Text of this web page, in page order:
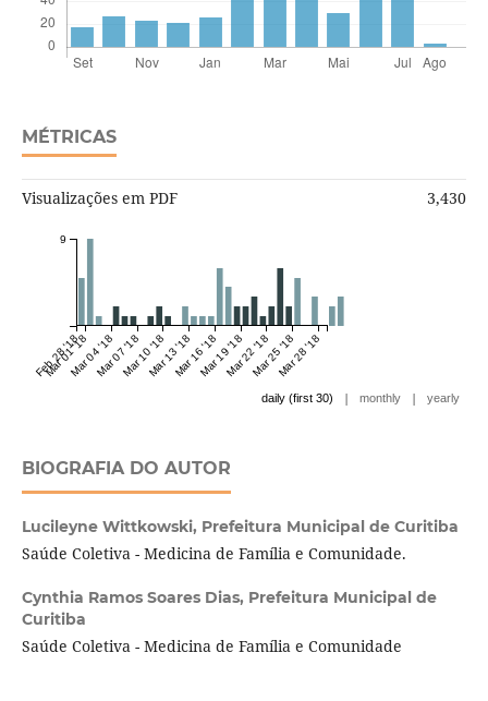
MÉTRICAS
Visualizações em PDF 3,430
Feb 28 '18
Mar 01 '18Mar 04 '18Mar 07 '18Mar 10 '18Mar 13 '18Mar 16 '18Mar 19 '18Mar 22 '18Mar 25 '18Mar 28 '18
9
daily (first 30) | monthly | yearly
BIOGRAFIA DO AUTOR
Lucileyne Wittkowski, Prefeitura Municipal de Curitiba
Saúde Coletiva - Medicina de Família e Comunidade.
Cynthia Ramos Soares Dias, Prefeitura Municipal de
Curitiba
Saúde Coletiva - Medicina de Família e Comunidade